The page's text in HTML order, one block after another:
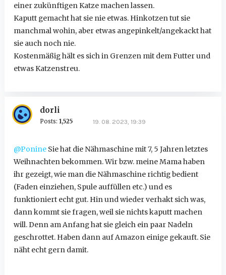
einer zukünftigen Katze machen lassen.
Kaputt gemacht hat sie nie etwas. Hinkotzen tut sie
manchmal wohin, aber etwas angepinkelt/angekackt hat
sie auch noch nie.
Kostenmäßig hält es sich in Grenzen mit dem Futter und
etwas Katzenstreu.
dorli
Posts: 1,525 19. 08. 2023, 19:39
@PonineSie hat die Nähmaschine mit 7, 5 Jahren letztes
Weihnachten bekommen. Wir bzw. meine Mama haben
ihr gezeigt, wie man die Nähmaschine richtig bedient
(Faden einziehen, Spule auffüllen etc.) und es
funktioniert echt gut. Hin und wieder verhakt sich was,
dann kommt sie fragen, weil sie nichts kaputt machen
will. Denn am Anfang hat sie gleich ein paar Nadeln
geschrottet. Haben dann auf Amazon einige gekauft. Sie
näht echt gern damit.